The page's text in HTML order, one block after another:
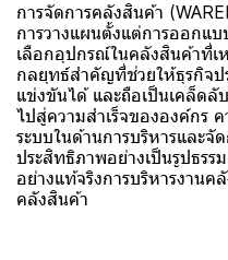
การจัดการคลังสินค้า
การวางแผนตั้งแต่การออกแ
เลือกอุปกรณ์ในคลังสินค้าที่เ
กลยุทธ์สำคัญที่ช่วยให้ธุรกิจป
แข่งขันได้ และถือเป็นเคล็ด
ไปสู่ความสำเร็จขององค์กร
ระบบในด้านการบริหารและจั
ประสิทธิภาพอย่างเป็นรูปธรร
อย่างแท้จริงการบริหารงาน
คลังสินค้า